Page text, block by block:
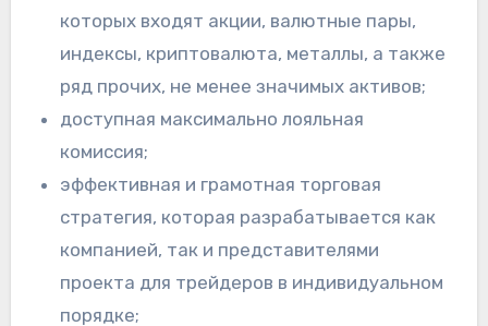
которых входят акции, валютные пары,
индексы, криптовалюта, металлы, а также
ряд прочих, не менее значимых активов;
доступная максимально лояльная
комиссия;
эффективная и грамотная торговая
стратегия, которая разрабатывается как
компанией, так и представителями
проекта для трейдеров в индивидуальном
порядке;